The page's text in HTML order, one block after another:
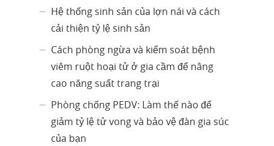
Hệ thống sinh sản của lợn nái và cách
cải thiện tỷ lệ sinh sản
Cách phòng ngừa và kiểm soát bệnh
viêm ruột hoại tử ở gia cầm để nâng
cao năng suất trang trại
Phòng chống PEDV: Làm thế nào để
giảm tỷ lệ tử vong và bảo vệ đàn gia súc
của bạn